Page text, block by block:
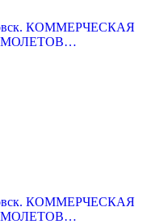
КОММЕРЧЕСКАЯ
КОММЕРЧЕСКАЯ